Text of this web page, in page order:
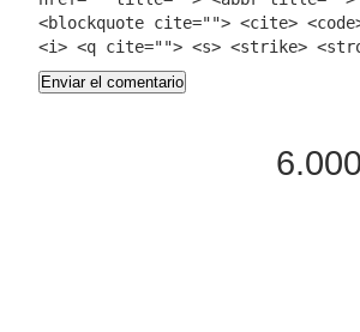
<blockquote cite=""> <cite>
<i> <q cite=""> <s> <strike>